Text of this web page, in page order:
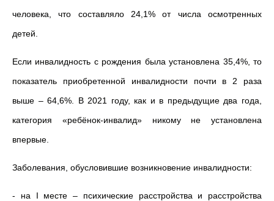
человека, что составляло 24,1% от числа осмотренных
детей.
Если инвалидность с рождения была установлена 35,4%, то
показатель приобретенной инвалидности почти в 2 раза
выше – 64,6%. В 2021 году, как и в предыдущие два года,
категория «ребёнок-инвалид» никому не установлена
впервые.
Заболевания, обусловившие возникновение инвалидности:
- на I месте – психические расстройства и расстройства